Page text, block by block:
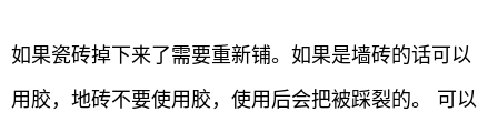
如果瓷砖掉下来了需要重新铺。如果是墙砖的话可以
用胶，地砖不要使用胶，使用后会把被踩裂的。 可以